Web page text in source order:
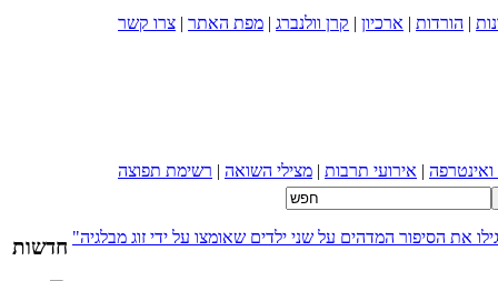
| הורדות | ארכיון | קרן וולנברג | מפת האתר | צרו קשר
ואינטרפה | אירועי תרבות | מצילי השואה | רשימת תפוצה
חדשות